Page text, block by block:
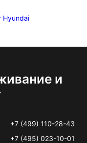
Hyundai
и
+7 (499) 110-28-43
+7 (495) 023-10-01